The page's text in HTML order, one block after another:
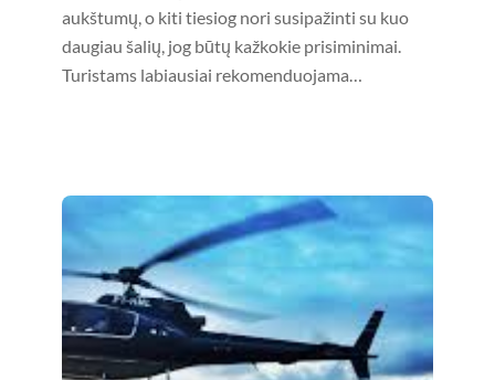
aukštumų, o kiti tiesiog nori susipažinti su kuo
daugiau šalių, jog būtų kažkokie prisiminimai.
Turistams labiausiai rekomenduojama…